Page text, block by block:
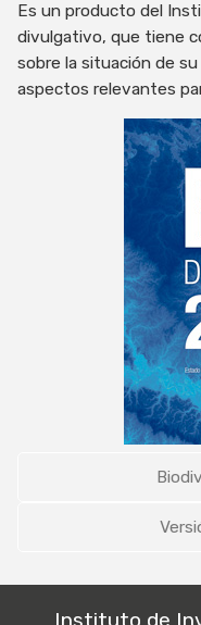
Es un producto del
divulgativo, que tiene
sobre la situación de
aspectos relevantes